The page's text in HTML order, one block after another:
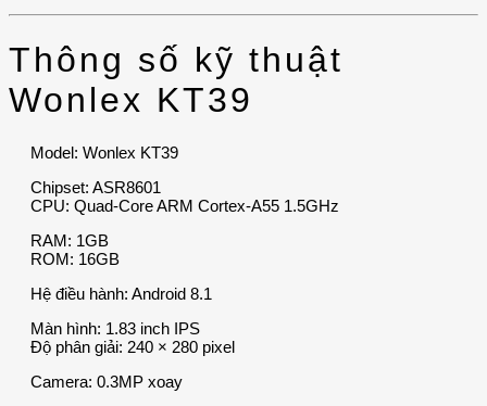
Thông số kỹ thuật
Wonlex KT39
Model: Wonlex KT39
Chipset: ASR8601
CPU: Quad-Core ARM Cortex-A55 1.5GHz
RAM: 1GB
ROM: 16GB
Hệ điều hành: Android 8.1
Màn hình: 1.83 inch IPS
Độ phân giải: 240 × 280 pixel
Camera: 0.3MP xoay